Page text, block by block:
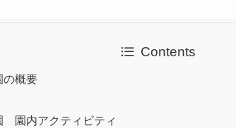
Contents
の概要
園内アクティビティ